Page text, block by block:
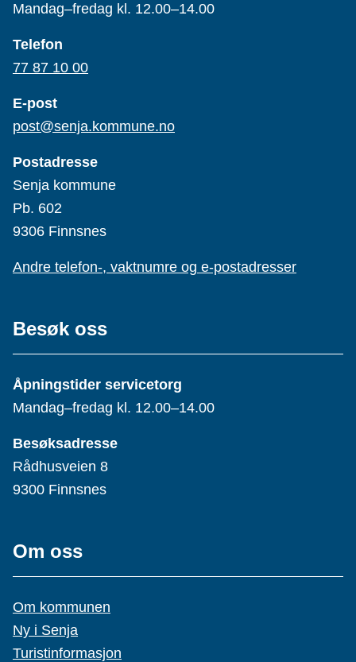
Mandag–fredag kl. 12.00–14.00
Telefon
77 87 10 00
E-post
post@senja.kommune.no
Postadresse
Senja kommune
Pb. 602
9306 Finnsnes
Andre telefon-, vaktnumre og e-postadresser
Besøk oss
Åpningstider servicetorg
Mandag–fredag kl. 12.00–14.00
Besøksadresse
Rådhusveien 8
9300 Finnsnes
Om oss
Om kommunen
Ny i Senja
Turistinformasjon